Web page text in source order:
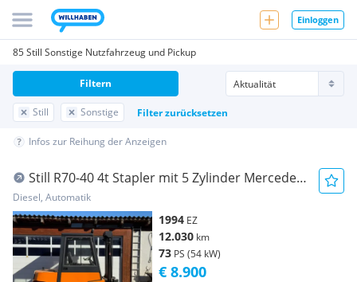
Einloggen
85 Still Sonstige Nutzfahrzeug und Pickup
Still Sonstige Filter zurücksetzen
Filtern
Infos zur Reihung der Anzeigen
Still R70-40 4t Stapler mit 5 Zylinder Mercedes
Diesel frisch Gewartet Gabelstapler
Diesel, Automatik
1994 EZ
12.030 km
73 PS (54 kW)
€ 8.900